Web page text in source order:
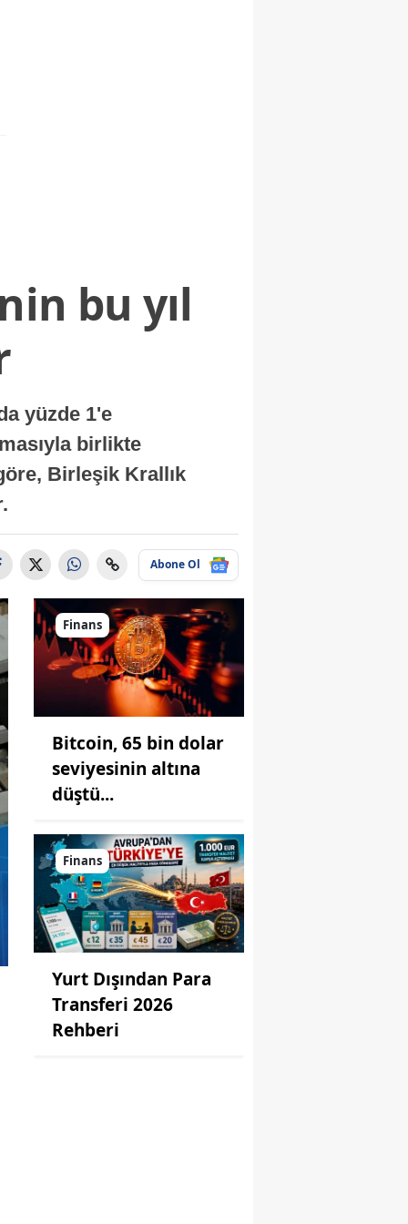
bu yıl
yüzde 1'e
birlikte
Birleşik Krallık
Abone Ol
Finans
Bitcoin, 65 bin dolar
seviyesinin altına
düştü...
Finans
Yurt Dışından Para
Transferi 2026
Rehberi